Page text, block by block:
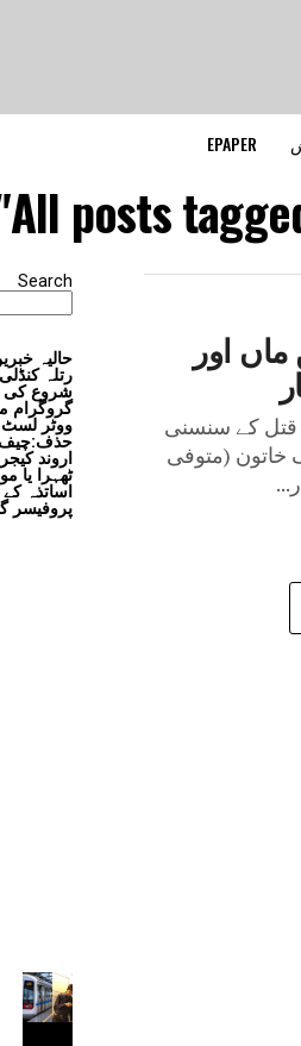
EPAPER
All posts
اور
قتل کے سنسنی
خاتون (متوفی
Search
حالیہ
رتلہ
شروع کی
گروگرام
ووٹر
حذف:چیف
اروند
ٹھہرا یا
اساتذہ
پروفیسر